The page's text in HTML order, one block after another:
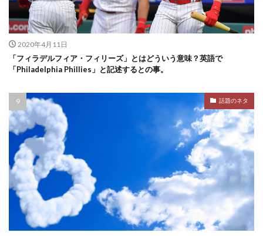
2020年4月11日
「フィラデルフィア・フィリーズ」とはどういう意味？英語で
「Philadelphia Phillies」と記述するとの事。
話題のネタ